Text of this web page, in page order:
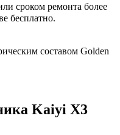
сроком ремонта более
бесплатно.
составом Golden
Kaiyi X3